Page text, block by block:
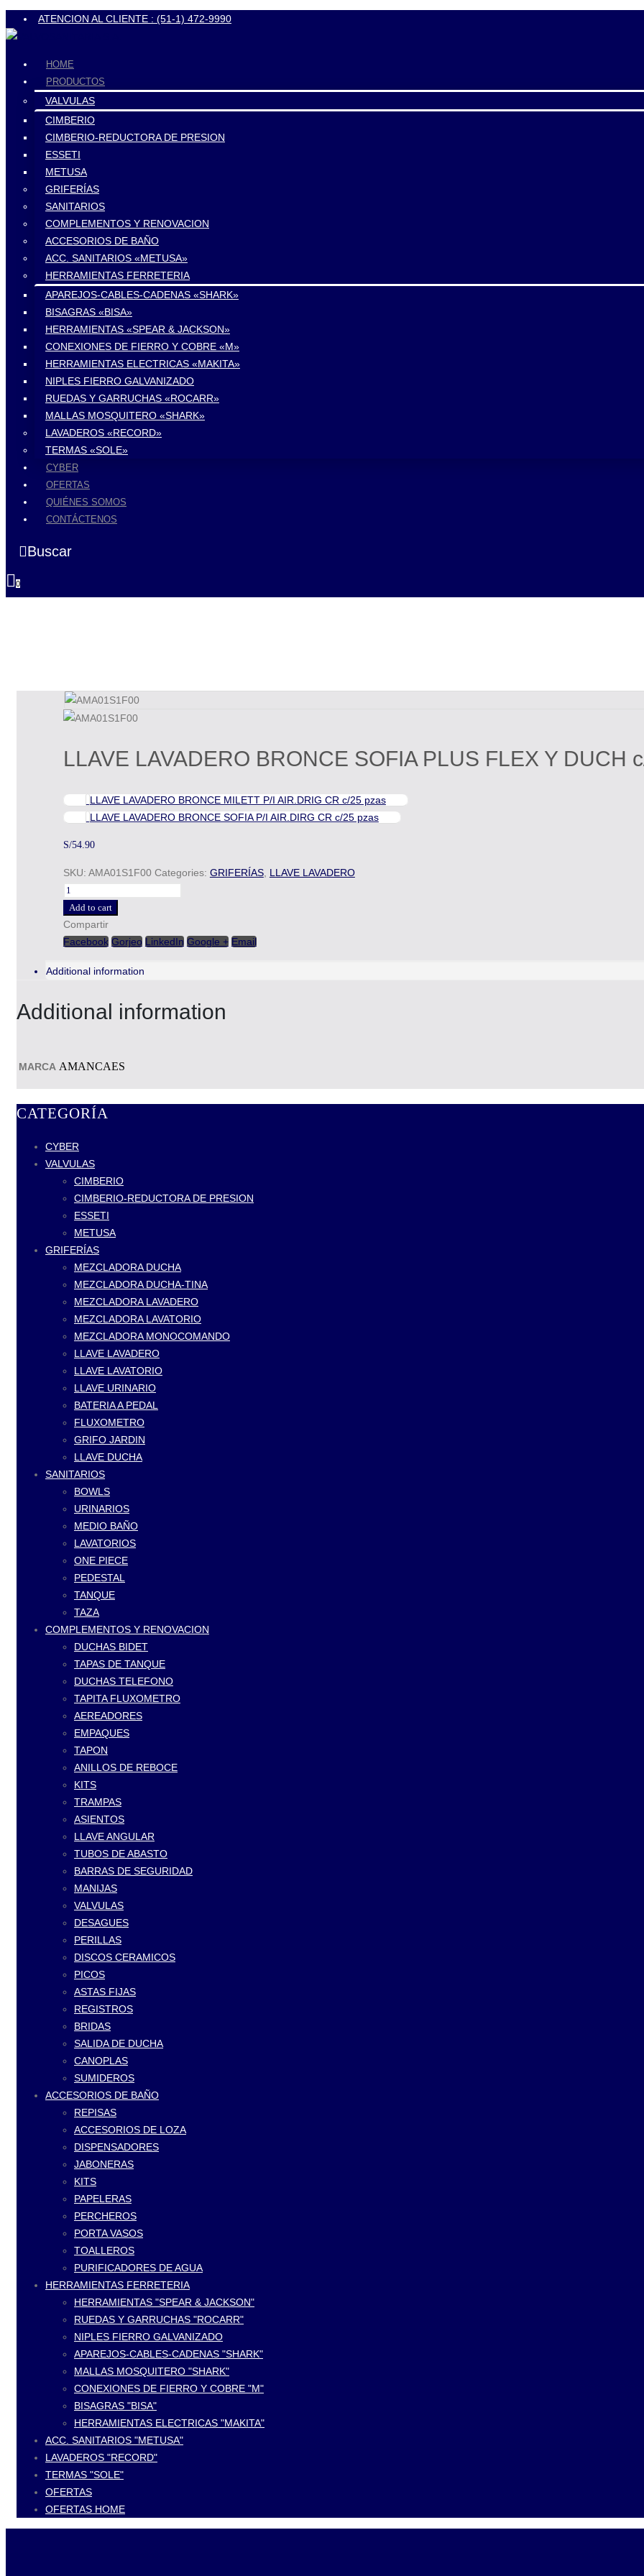
ATENCION AL CLIENTE : (51-1) 472-9990
HOME
PRODUCTOS
VALVULAS
CIMBERIO
CIMBERIO-REDUCTORA DE PRESION
ESSETI
METUSA
GRIFERÍAS
SANITARIOS
COMPLEMENTOS Y RENOVACION
ACCESORIOS DE BAÑO
ACC. SANITARIOS «METUSA»
HERRAMIENTAS FERRETERIA
APAREJOS-CABLES-CADENAS «SHARK»
BISAGRAS «BISA»
HERRAMIENTAS «SPEAR & JACKSON»
CONEXIONES DE FIERRO Y COBRE «M»
HERRAMIENTAS ELECTRICAS «MAKITA»
NIPLES FIERRO GALVANIZADO
RUEDAS Y GARRUCHAS «ROCARR»
MALLAS MOSQUITERO «SHARK»
LAVADEROS «RECORD»
TERMAS «SOLE»
CYBER
OFERTAS
QUIÉNES SOMOS
CONTÁCTENOS
Buscar
0
LLAVE LAVADERO BRONCE SOFIA PLUS FLEX Y DUCH
LLAVE LAVADERO BRONCE MILETT P/I AIR.DRIG CR c/25 pzas
LLAVE LAVADERO BRONCE SOFIA P/I AIR.DIRG CR c/25 pzas
S/54.90
SKU: AMA01S1F00 Categories: GRIFERÍAS, LLAVE LAVADERO
Add to cart
Compartir
Facebook Gorjeo LinkedIn Google + Email
Additional information
Additional information
MARCA AMANCAES
CATEGORÍA
CYBER
VALVULAS
CIMBERIO
CIMBERIO-REDUCTORA DE PRESION
ESSETI
METUSA
GRIFERÍAS
MEZCLADORA DUCHA
MEZCLADORA DUCHA-TINA
MEZCLADORA LAVADERO
MEZCLADORA LAVATORIO
MEZCLADORA MONOCOMANDO
LLAVE LAVADERO
LLAVE LAVATORIO
LLAVE URINARIO
BATERIA A PEDAL
FLUXOMETRO
GRIFO JARDIN
LLAVE DUCHA
SANITARIOS
BOWLS
URINARIOS
MEDIO BAÑO
LAVATORIOS
ONE PIECE
PEDESTAL
TANQUE
TAZA
COMPLEMENTOS Y RENOVACION
DUCHAS BIDET
TAPAS DE TANQUE
DUCHAS TELEFONO
TAPITA FLUXOMETRO
AEREADORES
EMPAQUES
TAPON
ANILLOS DE REBOCE
KITS
TRAMPAS
ASIENTOS
LLAVE ANGULAR
TUBOS DE ABASTO
BARRAS DE SEGURIDAD
MANIJAS
VALVULAS
DESAGUES
PERILLAS
DISCOS CERAMICOS
PICOS
ASTAS FIJAS
REGISTROS
BRIDAS
SALIDA DE DUCHA
CANOPLAS
SUMIDEROS
ACCESORIOS DE BAÑO
REPISAS
ACCESORIOS DE LOZA
DISPENSADORES
JABONERAS
KITS
PAPELERAS
PERCHEROS
PORTA VASOS
TOALLEROS
PURIFICADORES DE AGUA
HERRAMIENTAS FERRETERIA
HERRAMIENTAS "SPEAR & JACKSON"
RUEDAS Y GARRUCHAS "ROCARR"
NIPLES FIERRO GALVANIZADO
APAREJOS-CABLES-CADENAS "SHARK"
MALLAS MOSQUITERO "SHARK"
CONEXIONES DE FIERRO Y COBRE "M"
BISAGRAS "BISA"
HERRAMIENTAS ELECTRICAS "MAKITA"
ACC. SANITARIOS "METUSA"
LAVADEROS "RECORD"
TERMAS "SOLE"
OFERTAS
OFERTAS HOME